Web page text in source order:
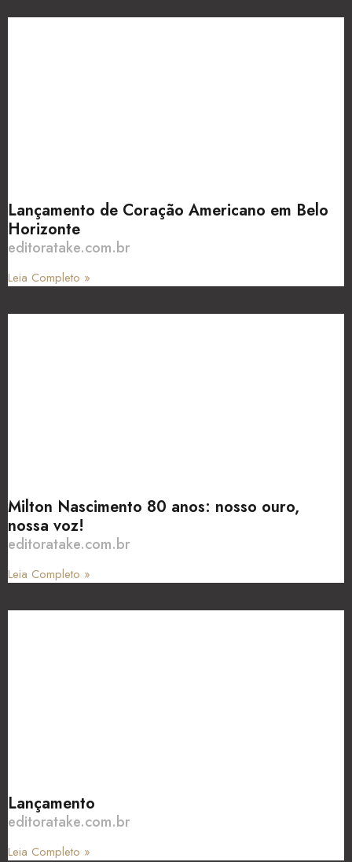
Lançamento de Coração Americano em Belo
Horizonte
editoratake.com.br
Leia Completo »
Milton Nascimento 80 anos: nosso ouro,
nossa voz!
editoratake.com.br
Leia Completo »
Lançamento
editoratake.com.br
Leia Completo »